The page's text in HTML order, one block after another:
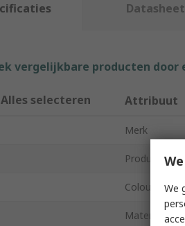
vergelijkbare producten
Alles selecteren Attribuut
Merk
Product Type
Colour
Material
We